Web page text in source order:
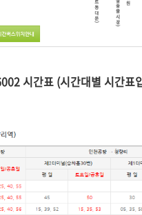
시간표 (시간대별 시간표